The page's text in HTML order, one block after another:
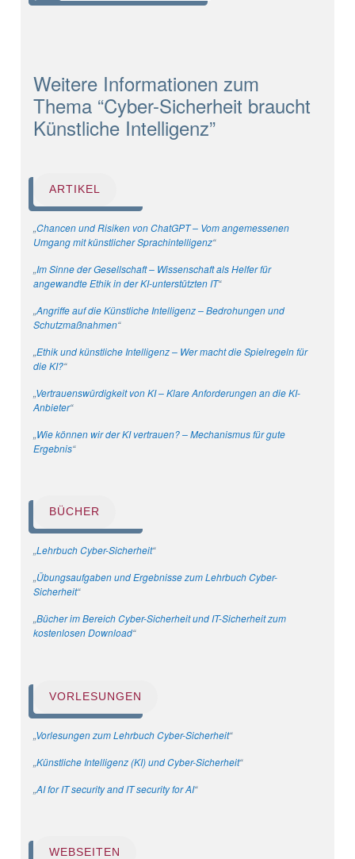
Weitere Informationen zum
Thema “Cyber-Sicherheit braucht
Künstliche Intelligenz”
ARTIKEL
„Chancen und Risiken von ChatGPT – Vom angemessenen
Umgang mit künstlicher Sprachintelligenz“
„Im Sinne der Gesellschaft – Wissenschaft als Helfer für
angewandte Ethik in der KI-unterstützten IT“
„Angriffe auf die Künstliche Intelligenz – Bedrohungen und
Schutzmaßnahmen“
„Ethik und künstliche Intelligenz – Wer macht die Spielregeln für
die KI?“
„Vertrauenswürdigkeit von KI – Klare Anforderungen an die KI-
Anbieter“
„Wie können wir der KI vertrauen? – Mechanismus für gute
Ergebnis“
BÜCHER
„Lehrbuch Cyber-Sicherheit“
„Übungsaufgaben und Ergebnisse zum Lehrbuch Cyber-
Sicherheit“
„Bücher im Bereich Cyber-Sicherheit und IT-Sicherheit zum
kostenlosen Download“
VORLESUNGEN
„Vorlesungen zum Lehrbuch Cyber-Sicherheit“
„Künstliche Intelligenz (KI) und Cyber-Sicherheit“
„AI for IT security and IT security for AI“
WEBSEITEN